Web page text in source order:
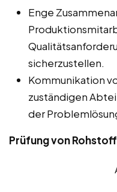
Enge
sicherzustellen.
Kommunikation
zuständigen
der
Prüfung von